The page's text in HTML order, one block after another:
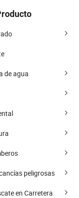
de agua
peligrosas
en Carretera